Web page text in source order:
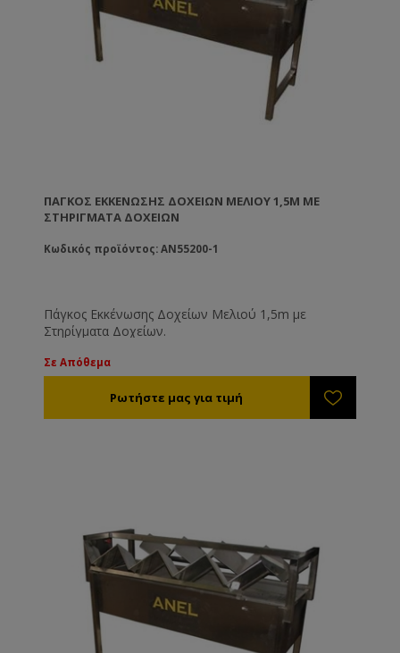
ΠΆΓΚΟΣ ΕΚΚΈΝΩΣΗΣ ΔΟΧΕΊΩΝ ΜΕΛΙΟΎ 1,5M ΜΕ
ΣΤΗΡΊΓΜΑΤΑ ΔΟΧΕΊΩΝ
Κωδικός προϊόντος: AN55200-1
Πάγκος Eκκένωσης Δοχείων Μελιού 1,5m με
Στηρίγματα Δοχείων.
Σε Απόθεμα